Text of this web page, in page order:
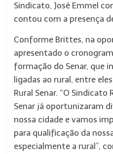
Sindicato, José Emmel
contou com a presença
Conforme Brittes, na
apresentado o
formação do Senar, que
ligadas ao rural, entre
Rural Senar. “O Sindicato
Senar já oportunizaram
nossa cidade e vamos
para qualificação da
especialmente a rural”,